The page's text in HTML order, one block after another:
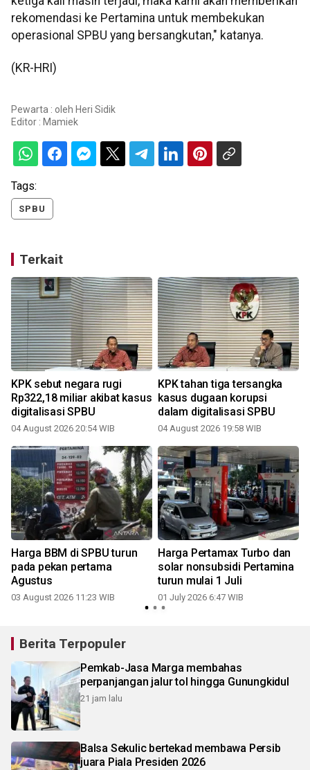
rekomendasi ke Pertamina untuk membekukan
operasional SPBU yang bersangkutan," katanya.
(KR-HRI)
Pewarta : oleh Heri Sidik
Editor : Mamiek
Tags:
SPBU
Terkait
KPK sebut negara rugi
Rp322,18 miliar akibat kasus
digitalisasi SPBU
04 August 2026 20:54 WIB
KPK tahan tiga tersangka
kasus dugaan korupsi
dalam digitalisasi SPBU
04 August 2026 19:58 WIB
Harga BBM di SPBU turun
pada pekan pertama
Agustus
03 August 2026 11:23 WIB
Harga Pertamax Turbo dan
solar nonsubsidi Pertamina
turun mulai 1 Juli
01 July 2026 6:47 WIB
Berita Terpopuler
Pemkab-Jasa Marga membahas
perpanjangan jalur tol hingga Gunungkidul
21 jam lalu
Balsa Sekulic bertekad membawa Persib
juara Piala Presiden 2026